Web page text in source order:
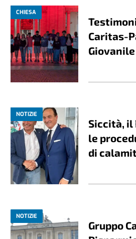
CHIESA
Caritas-
Giovanile
NOTIZIE
Siccità, il
le
di
NOTIZIE
Gruppo